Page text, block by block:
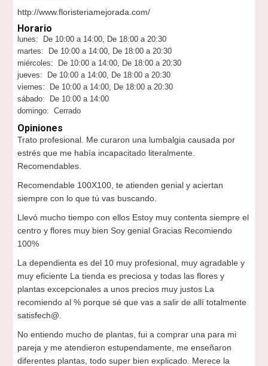
http://www.floristeriamejorada.com/
Horario
lunes: De 10:00 a 14:00, De 18:00 a 20:30
martes: De 10:00 a 14:00, De 18:00 a 20:30
miércoles: De 10:00 a 14:00, De 18:00 a 20:30
jueves: De 10:00 a 14:00, De 18:00 a 20:30
viernes: De 10:00 a 14:00, De 18:00 a 20:30
sábado: De 10:00 a 14:00
domingo: Cerrado
Opiniones
Trato profesional. Me curaron una lumbalgia causada por
estrés que me había incapacitado literalmente.
Recomendables.
Recomendable 100X100, te atienden genial y aciertan
siempre con lo que tú vas buscando.
Llevó mucho tiempo con ellos Estoy muy contenta siempre el
centro y flores muy bien Soy genial Gracias Recomiendo
100%
La dependienta es del 10 muy profesional, muy agradable y
muy eficiente La tienda es preciosa y todas las flores y
plantas excepcionales a unos precios muy justos La
recomiendo al % porque sé que vas a salir de allí totalmente
satisfech@.
No entiendo mucho de plantas, fui a comprar una para mi
pareja y me atendieron estupendamente, me enseñaron
diferentes plantas, todo super bien explicado. Merece la